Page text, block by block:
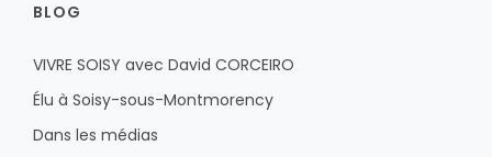
BLOG
VIVRE SOISY avec David CORCEIRO
Élu à Soisy-sous-Montmorency
Dans les médias